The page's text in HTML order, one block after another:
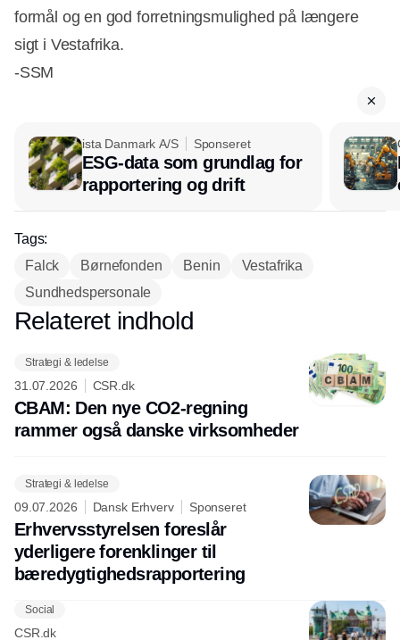
formål og en god forretningsmulighed på længere
sigt i Vestafrika.
-SSM
ista Danmark A/S Sponseret
ESG-data som grundlag for
rapportering og drift
Tags:
Falck
Børnefonden Benin
Vestafrika
Sundhedspersonale
Annonce
Relateret indhold
Strategi & ledelse
31.07.2026 CSR.dk
CBAM: Den nye CO2-regning
rammer også danske virksomheder
Strategi & ledelse
09.07.2026 Dansk Erhverv Sponseret
Erhvervsstyrelsen foreslår
yderligere forenklinger til
bæredygtighedsrapportering
Social
CSR.dk